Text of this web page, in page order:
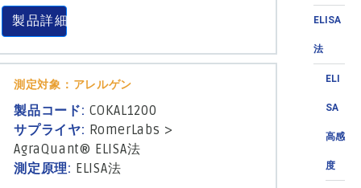
ELISA
法
ELI
SA
高感
度
製品詳細
測定対象：アレルゲン
製品コード: COKAL1200
サプライヤ: RomerLabs >
AgraQuant® ELISA法
測定原理: ELISA法